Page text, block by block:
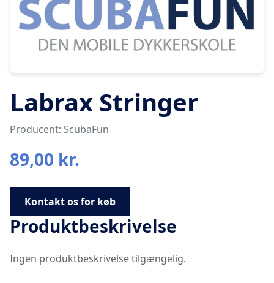
Labrax Stringer
Producent: ScubaFun
89,00 kr.
Kontakt os for køb
Produktbeskrivelse
Ingen produktbeskrivelse tilgængelig.